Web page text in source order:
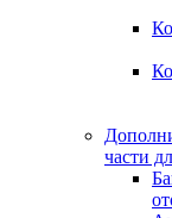
части